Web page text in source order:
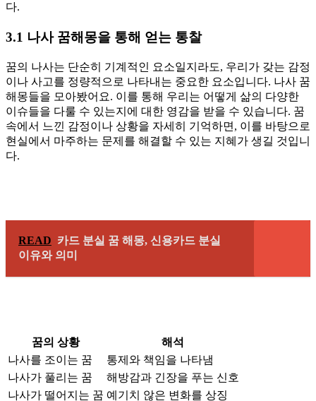
다.
3.1 나사 꿈해몽을 통해 얻는 통찰
꿈의 나사는 단순히 기계적인 요소일지라도, 우리가 갖는 감정
이나 사고를 정량적으로 나타내는 중요한 요소입니다. 나사 꿈
해몽들을 모아봤어요. 이를 통해 우리는 어떻게 삶의 다양한
이슈들을 다룰 수 있는지에 대한 영감을 받을 수 있습니다. 꿈
속에서 느낀 감정이나 상황을 자세히 기억하면, 이를 바탕으로
현실에서 마주하는 문제를 해결할 수 있는 지혜가 생길 것입니
다.
READ 카드 분실 꿈 해몽, 신용카드 분실
이유와 의미
꿈의 상황
해석
나사를 조이는 꿈
통제와 책임을 나타냄
나사가 풀리는 꿈
해방감과 긴장을 푸는 신호
나사가 떨어지는 꿈 예기치 않은 변화를 상징